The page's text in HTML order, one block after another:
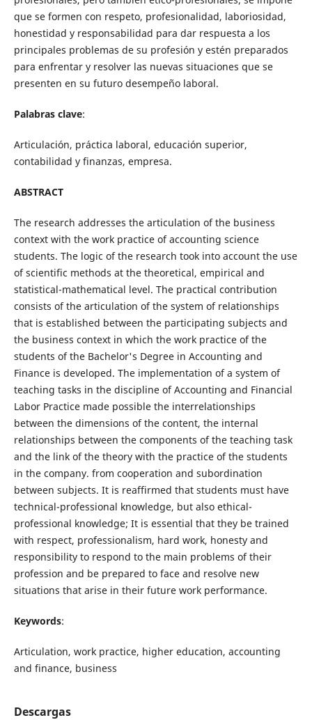
que se formen con respeto, profesionalidad, laboriosidad,
honestidad y responsabilidad para dar respuesta a los
principales problemas de su profesión y estén preparados
para enfrentar y resolver las nuevas situaciones que se
presenten en su futuro desempeño laboral.
Palabras clave:
Articulación, práctica laboral, educación superior,
contabilidad y finanzas, empresa.
ABSTRACT
The research addresses the articulation of the business
context with the work practice of accounting science
students. The logic of the research took into account the use
of scientific methods at the theoretical, empirical and
statistical-mathematical level. The practical contribution
consists of the articulation of the system of relationships
that is established between the participating subjects and
the business context in which the work practice of the
students of the Bachelor's Degree in Accounting and
Finance is developed. The implementation of a system of
teaching tasks in the discipline of Accounting and Financial
Labor Practice made possible the interrelationships
between the dimensions of the content, the internal
relationships between the components of the teaching task
and the link of the theory with the practice of the students
in the company. from cooperation and subordination
between subjects. It is reaffirmed that students must have
technical-professional knowledge, but also ethical-
professional knowledge; It is essential that they be trained
with respect, professionalism, hard work, honesty and
responsibility to respond to the main problems of their
profession and be prepared to face and resolve new
situations that arise in their future work performance.
Keywords:
Articulation, work practice, higher education, accounting
and finance, business
Descargas